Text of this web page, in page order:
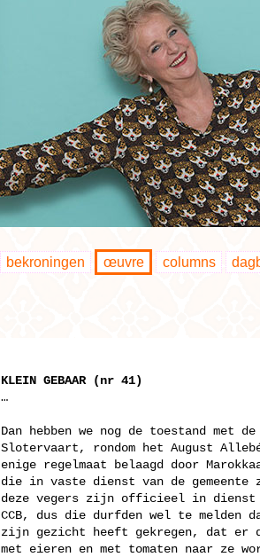
bekroningen œuvre columns
KLEIN GEBAAR (nr 41)
…
Dan hebben we nog de toestand met
Slotervaart, rondom het August
enige regelmaat belaagd door
die in vaste dienst van de
deze vegers zijn officieel in
CCB, dus die durfden wel te melden
zijn gezicht heeft gekregen, dat er
met eieren en met tomaten naar ze